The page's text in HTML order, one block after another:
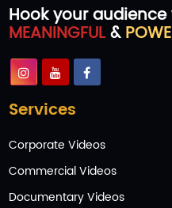
Hook your audience
MEANINGFUL&
Services
Corporate Videos
Commercial Videos
Documentary Videos